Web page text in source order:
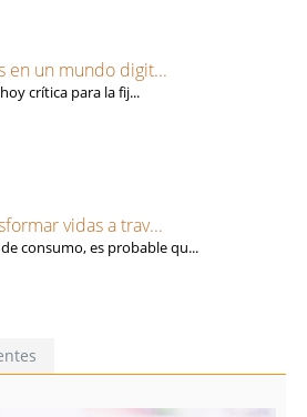
e IA
en un mundo digit...
crítica para la fij...
vidas a trav...
consumo, es probable qu...